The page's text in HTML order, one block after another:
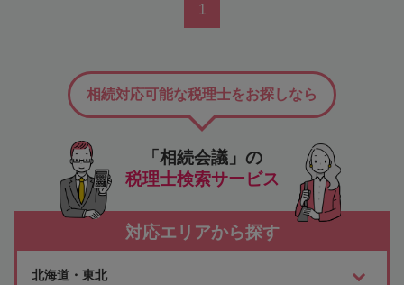
1
「相続会議」の
税理士検索サービス
相続対応可能な税理士をお探しなら
対応エリアから探す
北海道・東北